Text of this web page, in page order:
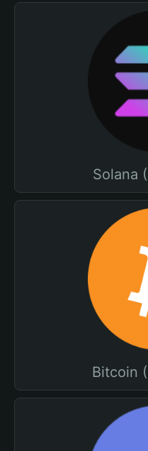
Solana
Bitcoin